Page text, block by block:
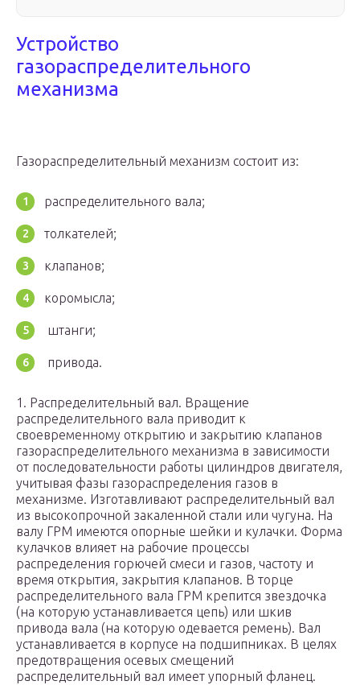
Устройство
газораспределительного
механизма
Газораспределительный механизм состоит из:
распределительного вала;
толкателей;
клапанов;
коромысла;
штанги;
привода.
1. Распределительный вал. Вращение
распределительного вала приводит к
своевременному открытию и закрытию клапанов
газораспределительного механизма в зависимости
от последовательности работы цилиндров двигателя,
учитывая фазы газораспределения газов в
механизме. Изготавливают распределительный вал
из высокопрочной закаленной стали или чугуна. На
валу ГРМ имеются опорные шейки и кулачки. Форма
кулачков влияет на рабочие процессы
распределения горючей смеси и газов, частоту и
время открытия, закрытия клапанов. В торце
распределительного вала ГРМ крепится звездочка
(на которую устанавливается цепь) или шкив
привода вала (на которую одевается ремень). Вал
устанавливается в корпусе на подшипниках. В целях
предотвращения осевых смещений
распределительный вал имеет упорный фланец.